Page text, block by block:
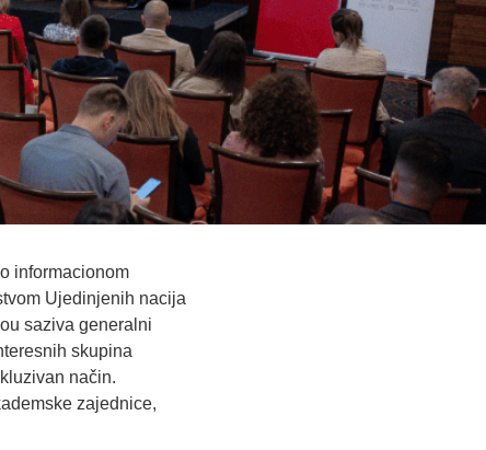
informacionom
Ujedinjenih nacija
saziva generalni
skupina
način.
zajednice,